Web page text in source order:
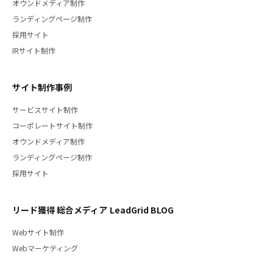
オウンドメディア制作
ランディングページ制作
採用サイト
IRサイト制作
サイト制作事例
サービスサイト制作
コーポレートサイト制作
オウンドメディア制作
ランディングページ制作
採用サイト
リード獲得 総合メディア LeadGrid BLOG
Webサイト制作
Webマーケティング